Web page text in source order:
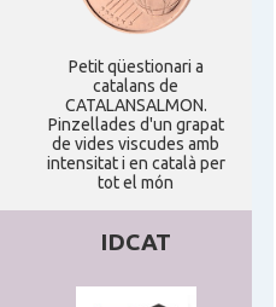
Petit qüestionari a
catalans de
CATALANSALMON.
Pinzellades d'un grapat
de vides viscudes amb
intensitat i en català per
tot el món
IDCAT